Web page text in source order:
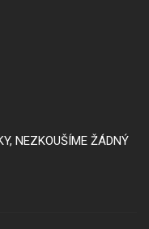
NEZKOUŠÍME ŽÁDNÝ